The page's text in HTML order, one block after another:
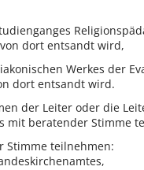
dort entsandt wird,
Werkes der
dort entsandt wird.
der Leiter oder die
mit beratender Stimme
Stimme teilnehmen: